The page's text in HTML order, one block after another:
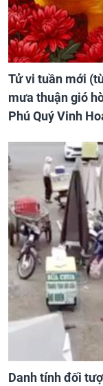
Tử vi tuần mới
mưa thuận gió
Phú Quý Vinh
Danh tính đối